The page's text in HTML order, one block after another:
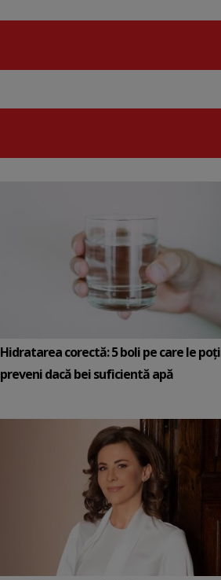
Hidratarea corectă: 5 boli pe care le poți
preveni dacă bei suficientă apă